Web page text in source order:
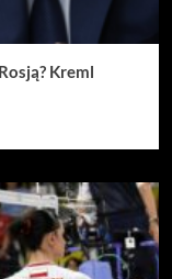
Kreml